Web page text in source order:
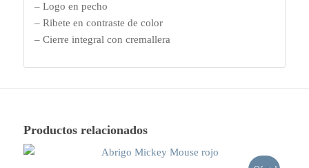
– Logo en pecho
– Ribete en contraste de color
– Cierre integral con cremallera
Productos relacionados